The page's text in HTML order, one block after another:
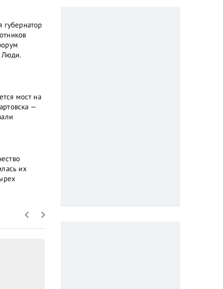
губернатор
Люди.
мост на
—
их